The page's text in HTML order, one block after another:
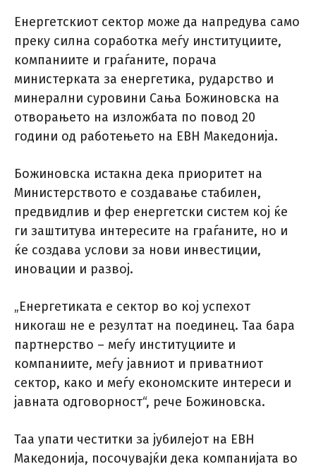
Енергетскиот сектор може да напредува само
преку силна соработка меѓу институциите,
компаниите и граѓаните, порача
министерката за енергетика, рударство и
минерални суровини Сања Божиновска на
отворањето на изложбата по повод 20
години од работењето на ЕВН Македонија.
Божиновска истакна дека приоритет на
Министерството е создавање стабилен,
предвидлив и фер енергетски систем кој ќе
ги заштитува интересите на граѓаните, но и
ќе создава услови за нови инвестиции,
иновации и развој.
„Енергетиката е сектор во кој успехот
никогаш не е резултат на поединец. Таа бара
партнерство – меѓу институциите и
компаниите, меѓу јавниот и приватниот
сектор, како и меѓу економските интереси и
јавната одговорност“, рече Божиновска.
Таа упати честитки за јубилејот на ЕВН
Македонија, посочувајќи дека компанијата во